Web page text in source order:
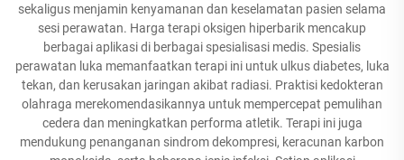
sekaligus menjamin kenyamanan dan keselamatan pasien selama
sesi perawatan. Harga terapi oksigen hiperbarik mencakup
berbagai aplikasi di berbagai spesialisasi medis. Spesialis
perawatan luka memanfaatkan terapi ini untuk ulkus diabetes, luka
tekan, dan kerusakan jaringan akibat radiasi. Praktisi kedokteran
olahraga merekomendasikannya untuk mempercepat pemulihan
cedera dan meningkatkan performa atletik. Terapi ini juga
mendukung penanganan sindrom dekompresi, keracunan karbon